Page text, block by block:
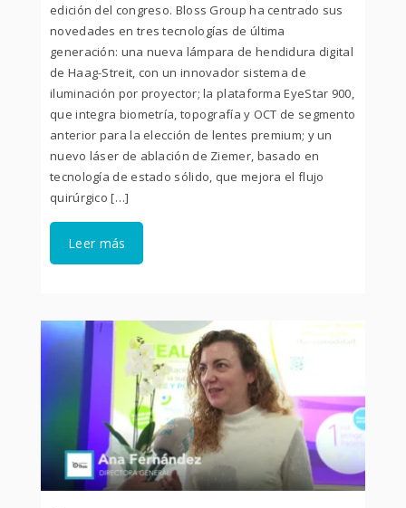
edición del congreso. Bloss Group ha centrado sus
novedades en tres tecnologías de última
generación: una nueva lámpara de hendidura digital
de Haag-Streit, con un innovador sistema de
iluminación por proyector; la plataforma EyeStar 900,
que integra biometría, topografía y OCT de segmento
anterior para la elección de lentes premium; y un
nuevo láser de ablación de Ziemer, basado en
tecnología de estado sólido, que mejora el flujo
quirúrgico […]
Leer más